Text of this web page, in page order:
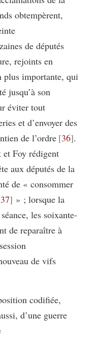
obtempèrent,
de députés
rejoints en
plus importante, qui
jusqu’à son
éviter tout
et d’envoyer des
de l’ordre 36 .
et Foy rédigent
aux députés de la
de « consommer
37 » ; lorsque la
les soixante-
de reparaître à
de vifs
codifiée,
d’une guerre